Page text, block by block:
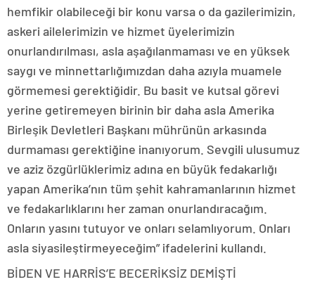
hemfikir olabileceği bir konu varsa o da gazilerimizin,
askeri ailelerimizin ve hizmet üyelerimizin
onurlandırılması, asla aşağılanmaması ve en yüksek
saygı ve minnettarlığımızdan daha azıyla muamele
görmemesi gerektiğidir. Bu basit ve kutsal görevi
yerine getiremeyen birinin bir daha asla Amerika
Birleşik Devletleri Başkanı mührünün arkasında
durmaması gerektiğine inanıyorum. Sevgili ulusumuz
ve aziz özgürlüklerimiz adına en büyük fedakarlığı
yapan Amerika’nın tüm şehit kahramanlarının hizmet
ve fedakarlıklarını her zaman onurlandıracağım.
Onların yasını tutuyor ve onları selamlıyorum. Onları
asla siyasileştirmeyeceğim” ifadelerini kullandı.
BİDEN VE HARRİS’E BECERİKSİZ DEMİŞTİ